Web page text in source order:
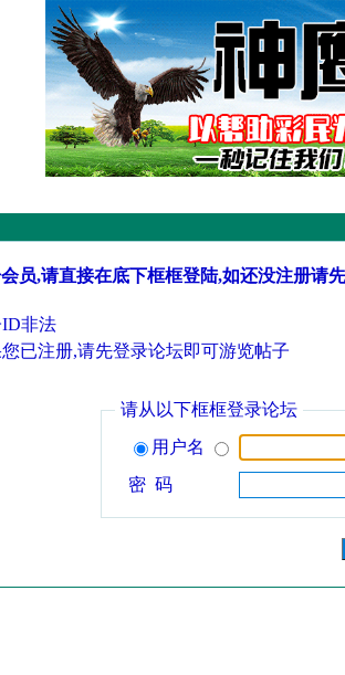
员,请直接在底下框框登陆,如还没注册请
非法
已注册,请先登录论坛即可游览帖子
请从以下框框登录论坛
用户名
密 码